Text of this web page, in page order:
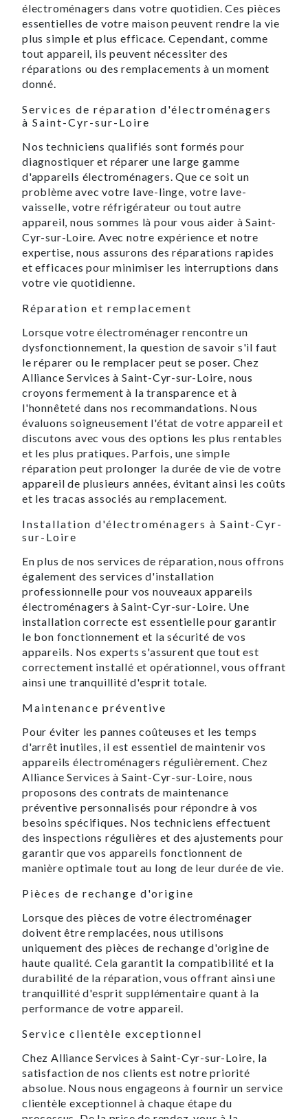
électroménagers dans votre quotidien. Ces pièces
essentielles de votre maison peuvent rendre la vie
plus simple et plus efficace. Cependant, comme
tout appareil, ils peuvent nécessiter des
réparations ou des remplacements à un moment
donné.
Services de réparation d'électroménagers
à Saint-Cyr-sur-Loire
Nos techniciens qualifiés sont formés pour
diagnostiquer et réparer une large gamme
d'appareils électroménagers. Que ce soit un
problème avec votre lave-linge, votre lave-
vaisselle, votre réfrigérateur ou tout autre
appareil, nous sommes là pour vous aider à Saint-
Cyr-sur-Loire. Avec notre expérience et notre
expertise, nous assurons des réparations rapides
et efficaces pour minimiser les interruptions dans
votre vie quotidienne.
Réparation et remplacement
Lorsque votre électroménager rencontre un
dysfonctionnement, la question de savoir s'il faut
le réparer ou le remplacer peut se poser. Chez
Alliance Services à Saint-Cyr-sur-Loire, nous
croyons fermement à la transparence et à
l'honnêteté dans nos recommandations. Nous
évaluons soigneusement l'état de votre appareil et
discutons avec vous des options les plus rentables
et les plus pratiques. Parfois, une simple
réparation peut prolonger la durée de vie de votre
appareil de plusieurs années, évitant ainsi les coûts
et les tracas associés au remplacement.
Installation d'électroménagers à Saint-Cyr-
sur-Loire
En plus de nos services de réparation, nous offrons
également des services d'installation
professionnelle pour vos nouveaux appareils
électroménagers à Saint-Cyr-sur-Loire. Une
installation correcte est essentielle pour garantir
le bon fonctionnement et la sécurité de vos
appareils. Nos experts s'assurent que tout est
correctement installé et opérationnel, vous offrant
ainsi une tranquillité d'esprit totale.
Maintenance préventive
Pour éviter les pannes coûteuses et les temps
d'arrêt inutiles, il est essentiel de maintenir vos
appareils électroménagers régulièrement. Chez
Alliance Services à Saint-Cyr-sur-Loire, nous
proposons des contrats de maintenance
préventive personnalisés pour répondre à vos
besoins spécifiques. Nos techniciens effectuent
des inspections régulières et des ajustements pour
garantir que vos appareils fonctionnent de
manière optimale tout au long de leur durée de vie.
Pièces de rechange d'origine
Lorsque des pièces de votre électroménager
doivent être remplacées, nous utilisons
uniquement des pièces de rechange d'origine de
haute qualité. Cela garantit la compatibilité et la
durabilité de la réparation, vous offrant ainsi une
tranquillité d'esprit supplémentaire quant à la
performance de votre appareil.
Service clientèle exceptionnel
Chez Alliance Services à Saint-Cyr-sur-Loire, la
satisfaction de nos clients est notre priorité
absolue. Nous nous engageons à fournir un service
clientèle exceptionnel à chaque étape du